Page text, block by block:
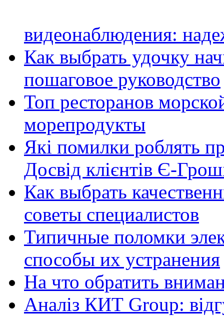
видеонаблюдения:
Как выбрать удочку
пошаговое руководство
Топ ресторанов
морепродукты
Які помилки роблять
Досвід клієнтів Є-
Как выбрать
советы специалистов
Типичные поломки
способы их устранения
На что обратить
Аналіз КИТ Group: